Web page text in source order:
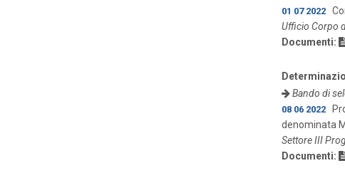
01 07 2022
Ufficio Corpo
Documenti:
Bando di
08 06 2022
denominata
Settore III
Documenti: